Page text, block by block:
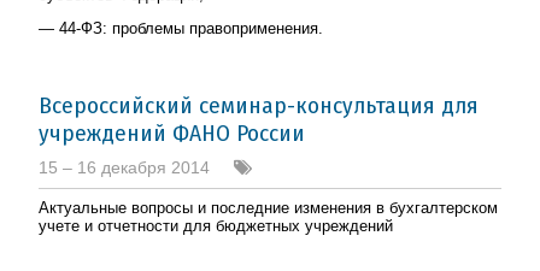
— 44-ФЗ: проблемы правоприменения.
Всероссийский семинар-консультация для
учреждений ФАНО России
15 – 16 декабря 2014
Актуальные вопросы и последние изменения в бухгалтерском
учете и отчетности для бюджетных учреждений